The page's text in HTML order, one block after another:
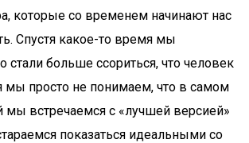
которые со временем начинают нас
Спустя какое-то время мы
стали больше ссориться, что человек
мы просто не понимаем, что в самом
мы встречаемся с «лучшей версией»
показаться идеальными со